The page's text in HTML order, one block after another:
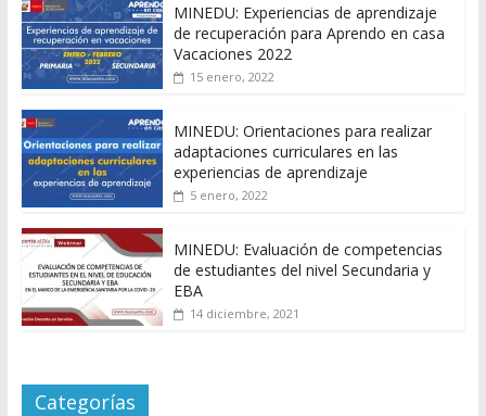
MINEDU: Experiencias de aprendizaje
de recuperación para Aprendo en casa
Vacaciones 2022
15 enero, 2022
MINEDU: Orientaciones para realizar
adaptaciones curriculares en las
experiencias de aprendizaje
5 enero, 2022
MINEDU: Evaluación de competencias
de estudiantes del nivel Secundaria y
EBA
14 diciembre, 2021
Categorías